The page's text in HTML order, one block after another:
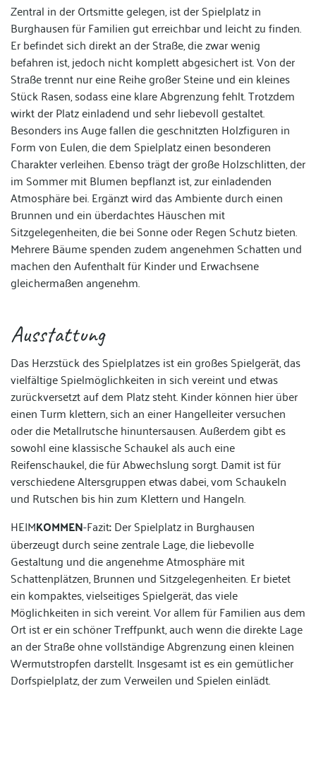
Zentral in der Ortsmitte gelegen, ist der Spielplatz in
Burghausen für Familien gut erreichbar und leicht zu finden.
Er befindet sich direkt an der Straße, die zwar wenig
befahren ist, jedoch nicht komplett abgesichert ist. Von der
Straße trennt nur eine Reihe großer Steine und ein kleines
Stück Rasen, sodass eine klare Abgrenzung fehlt. Trotzdem
wirkt der Platz einladend und sehr liebevoll gestaltet.
Besonders ins Auge fallen die geschnitzten Holzfiguren in
Form von Eulen, die dem Spielplatz einen besonderen
Charakter verleihen. Ebenso trägt der große Holzschlitten, der
im Sommer mit Blumen bepflanzt ist, zur einladenden
Atmosphäre bei. Ergänzt wird das Ambiente durch einen
Brunnen und ein überdachtes Häuschen mit
Sitzgelegenheiten, die bei Sonne oder Regen Schutz bieten.
Mehrere Bäume spenden zudem angenehmen Schatten und
machen den Aufenthalt für Kinder und Erwachsene
gleichermaßen angenehm.
Ausstattung
Das Herzstück des Spielplatzes ist ein großes Spielgerät, das
vielfältige Spielmöglichkeiten in sich vereint und etwas
zurückversetzt auf dem Platz steht. Kinder können hier über
einen Turm klettern, sich an einer Hangelleiter versuchen
oder die Metallrutsche hinuntersausen. Außerdem gibt es
sowohl eine klassische Schaukel als auch eine
Reifenschaukel, die für Abwechslung sorgt. Damit ist für
verschiedene Altersgruppen etwas dabei, vom Schaukeln
und Rutschen bis hin zum Klettern und Hangeln.
HEIMKOMMEN-Fazit:Der Spielplatz in Burghausen
überzeugt durch seine zentrale Lage, die liebevolle
Gestaltung und die angenehme Atmosphäre mit
Schattenplätzen, Brunnen und Sitzgelegenheiten. Er bietet
ein kompaktes, vielseitiges Spielgerät, das viele
Möglichkeiten in sich vereint. Vor allem für Familien aus dem
Ort ist er ein schöner Treffpunkt, auch wenn die direkte Lage
an der Straße ohne vollständige Abgrenzung einen kleinen
Wermutstropfen darstellt. Insgesamt ist es ein gemütlicher
Dorfspielplatz, der zum Verweilen und Spielen einlädt.